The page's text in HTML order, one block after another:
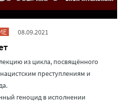
08.09.2021
из цикла, посвящённого
преступлениям и
геноцид в исполнении